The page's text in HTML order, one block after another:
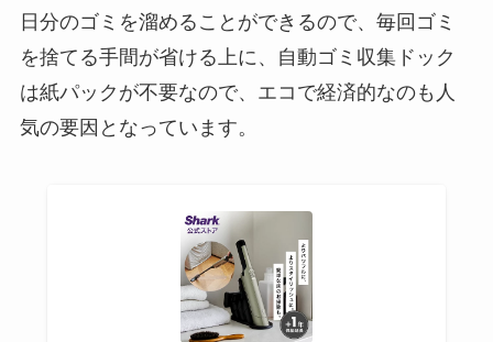
日分のゴミを溜めることができるので、毎回ゴミ
を捨てる手間が省ける上に、自動ゴミ収集ドック
は紙パックが不要なので、エコで経済的なのも人
気の要因となっています。